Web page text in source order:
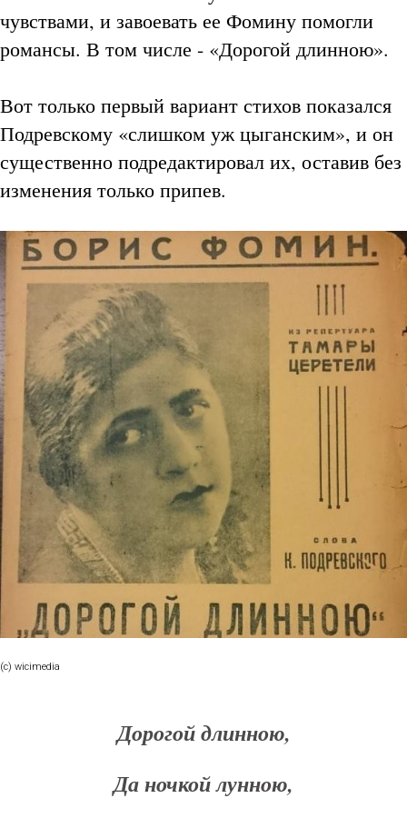
чувствами, и завоевать ее Фомину помогли
романсы. В том числе - «Дорогой длинною».
Вот только первый вариант стихов показался
Подревскому «слишком уж цыганским», и он
существенно подредактировал их, оставив без
изменения только припев.
(с) wicimedia
Дорогой длинною,
Да ночкой лунною,